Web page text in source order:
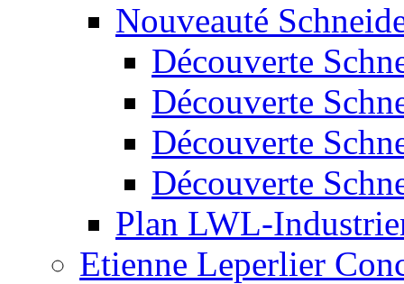
Nouveauté
Découverte
Découverte
Découverte
Découverte
Plan LWL-
Etienne Leperlier